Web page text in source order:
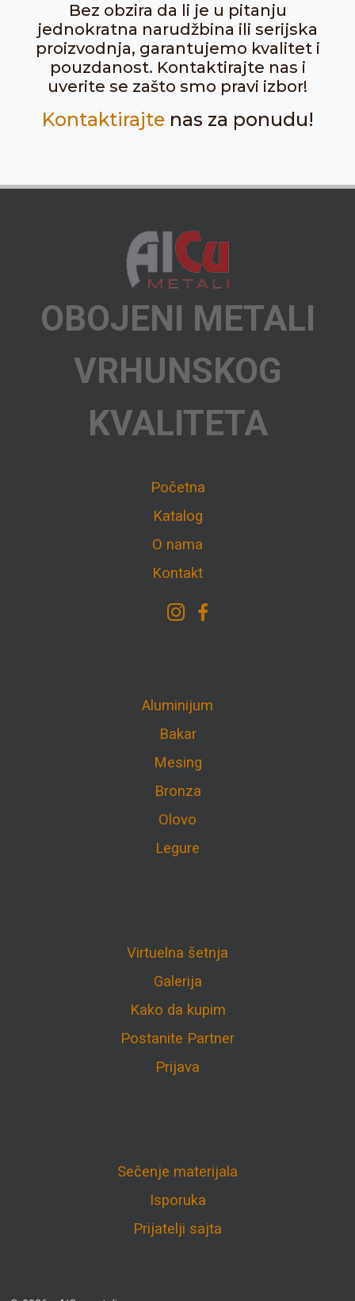
Bez obzira da li je u pitanju
jednokratna narudžbina ili serijska
proizvodnja, garantujemo kvalitet i
pouzdanost. Kontaktirajte nas i
uverite se zašto smo pravi izbor!
Kontaktirajtenas za ponudu!
OBOJENI METALI
VRHUNSKOG
KVALITETA
Početna
Katalog
O nama
Kontakt
Aluminijum
Bakar
Mesing
Bronza
Olovo
Legure
Virtuelna šetnja
Galerija
Kako da kupim
Postanite Partner
Prijava
Sečenje materijala
Isporuka
Prijatelji sajta